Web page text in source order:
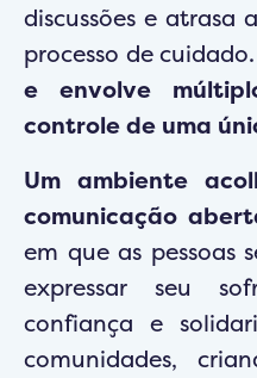
discussões e atrasa
processo de cuidado.
e envolve
controle de uma
Um ambiente
comunicação
em que as pessoas
expressar seu
confiança e
comunidades,